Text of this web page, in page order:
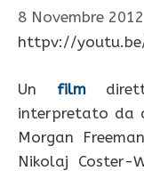
8 Novembre 2012
httpv://youtu.be/
Un film
interpretato da
Morgan
Nikolaj Coster-